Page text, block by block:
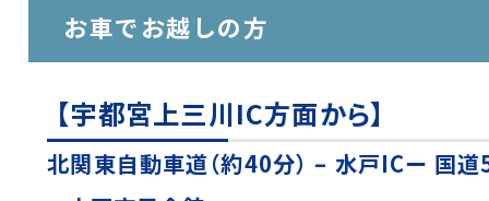
お車でお越しの方
【宇都宮上三川IC方面から】
北関東自動車道（約40分） – 水戸ICー 国道